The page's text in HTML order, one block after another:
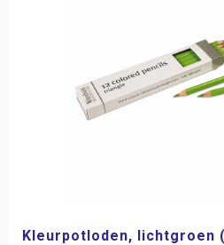
Kleurpotloden, lichtgroen